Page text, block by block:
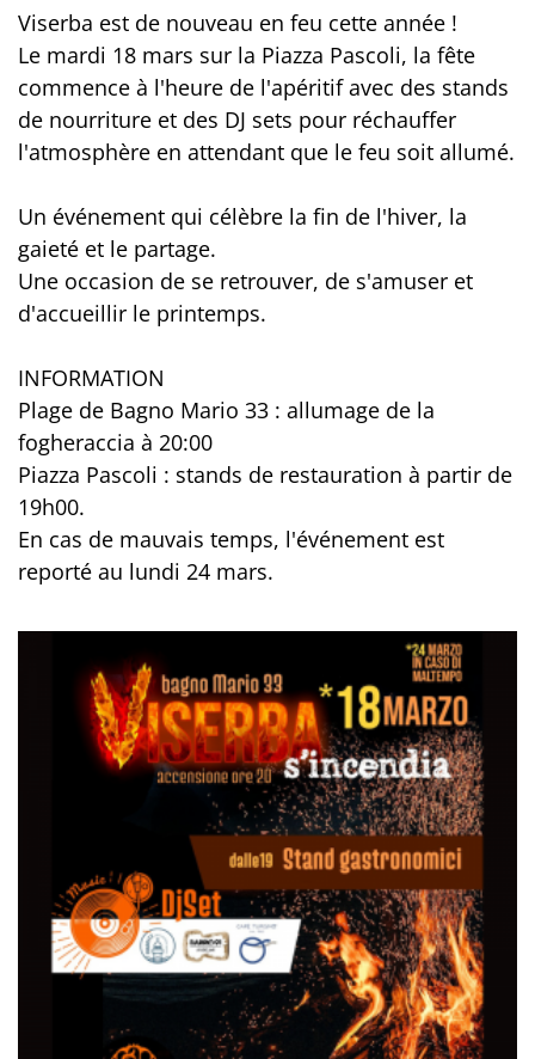
Viserba est de nouveau en feu cette année !
Le mardi 18 mars sur la Piazza Pascoli, la fête
commence à l'heure de l'apéritif avec des stands
de nourriture et des DJ sets pour réchauffer
l'atmosphère en attendant que le feu soit allumé.
Un événement qui célèbre la fin de l'hiver, la
gaieté et le partage.
Une occasion de se retrouver, de s'amuser et
d'accueillir le printemps.
INFORMATION
Plage de Bagno Mario 33 : allumage de la
fogheraccia à 20:00
Piazza Pascoli : stands de restauration à partir de
19h00.
En cas de mauvais temps, l'événement est
reporté au lundi 24 mars.